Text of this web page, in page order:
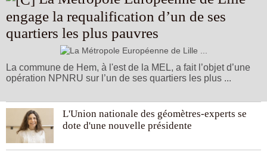
engage la requalification d’un de ses
quartiers les plus pauvres
La commune de Hem, à l'est de la MEL, a fait l’objet d’une
opération NPNRU sur l’un de ses quartiers les plus ...
L'Union nationale des géomètres-experts se
dote d'une nouvelle présidente